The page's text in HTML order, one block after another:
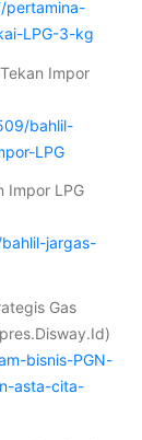
pertamina-
LPG-3-kg
Impor
bahlil-
LPG
Impor LPG
jargas-
Gas
bisnis-PGN-
asta-cita-